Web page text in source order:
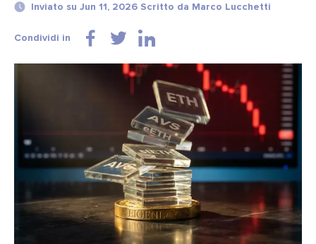
Inviato su Jun 11, 2026 Scritto da Marco Lucchetti
Condividi in